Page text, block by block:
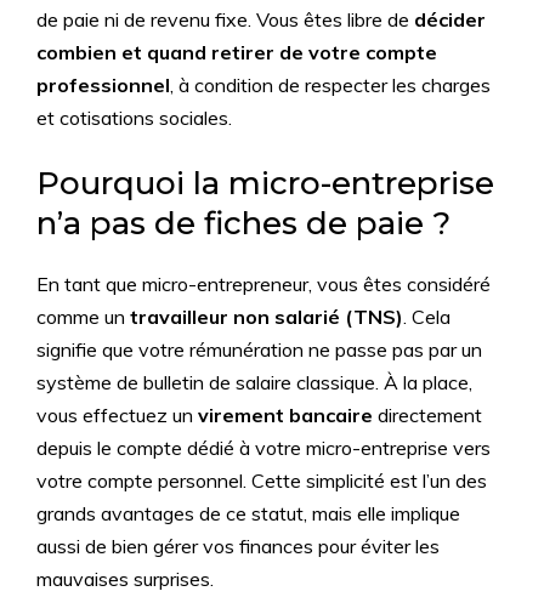
de paie ni de revenu fixe. Vous êtes libre de décider
combien et quand retirer de votre compte
professionnel, à condition de respecter les charges
et cotisations sociales.
Pourquoi la micro-entreprise
n’a pas de fiches de paie ?
En tant que micro-entrepreneur, vous êtes considéré
comme un travailleur non salarié (TNS). Cela
signifie que votre rémunération ne passe pas par un
système de bulletin de salaire classique. À la place,
vous effectuez un virement bancaire directement
depuis le compte dédié à votre micro-entreprise vers
votre compte personnel. Cette simplicité est l’un des
grands avantages de ce statut, mais elle implique
aussi de bien gérer vos finances pour éviter les
mauvaises surprises.